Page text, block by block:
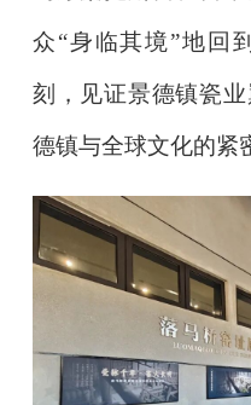
众“身临其境”地回
刻，见证景德镇瓷
德镇与全球文化的紧